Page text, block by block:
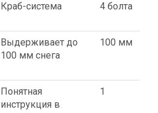
Краб-система 4 болта
Выдерживает до
100 мм снега
100 мм
Понятная
инструкция в
1